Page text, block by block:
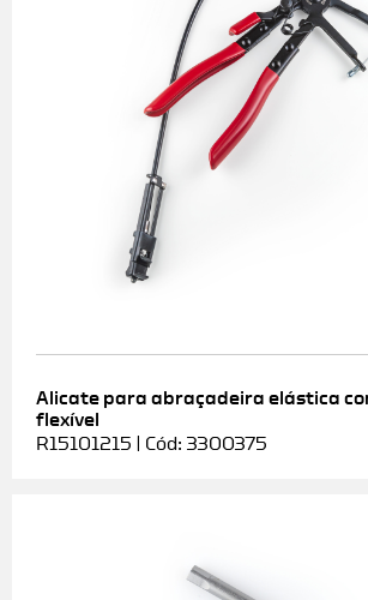
Alicate para abraçadeira elástica
flexível
R15101215 | Cód: 3300375